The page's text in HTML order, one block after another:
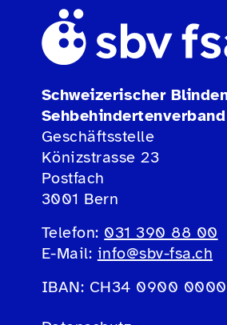
Schweizerischer
Geschäftsstelle
Könizstrasse 23
Postfach
3001 Bern
Telefon: 031 390 88 00
E-Mail: info@sbv-fsa.ch
IBAN: CH34 0900